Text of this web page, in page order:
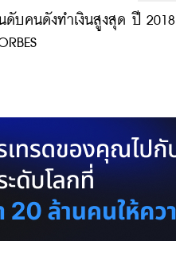
ดับคนดังทำเงินสูงสุด ปี 2018